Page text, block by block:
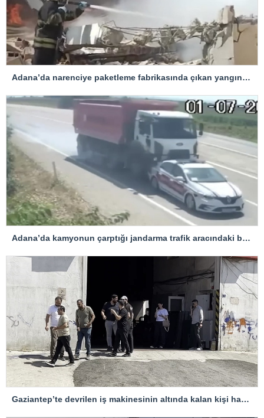
Adana’da narenciye paketleme fabrikasında çıkan yangın kontrol altına alındı
Adana’da kamyonun çarptığı jandarma trafik aracındaki bir personel yaralandı
Gaziantep’te devrilen iş makinesinin altında kalan kişi hayatını kaybetti